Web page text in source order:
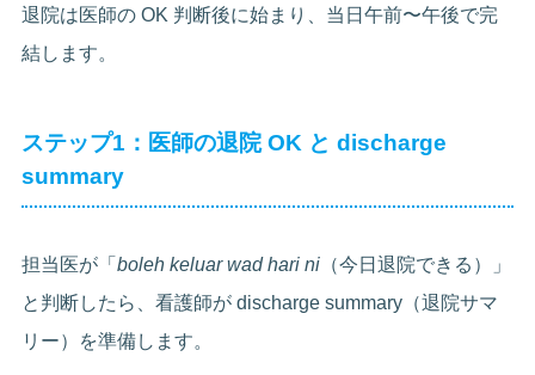
退院は医師の OK 判断後に始まり、当日午前〜午後で完
結します。
ステップ1：医師の退院 OK と discharge
summary
担当医が「boleh keluar wad hari ni （今日退院できる）」
と判断したら、看護師が discharge summary（退院サマ
リー）を準備します。